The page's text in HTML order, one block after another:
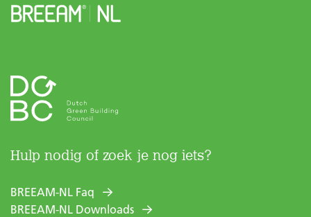
Hulp nodig of zoek je nog iets?
BREEAM-NL Faq
BREEAM-NL Downloads